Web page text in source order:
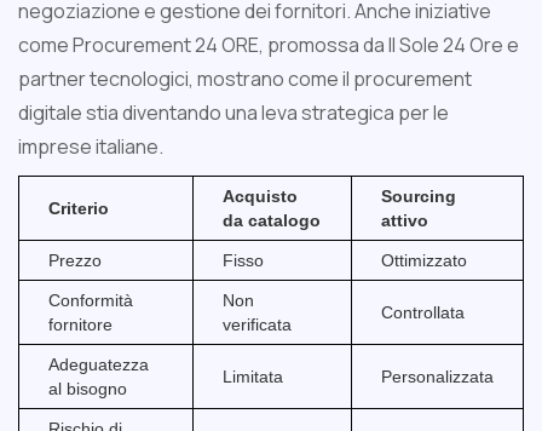
negoziazione e gestione dei fornitori. Anche iniziative
come Procurement 24 ORE, promossa da Il Sole 24 Ore e
partner tecnologici, mostrano come il procurement
digitale stia diventando una leva strategica per le
imprese italiane.
Criterio
Acquisto
da catalogo
Sourcing
attivo
Prezzo Fisso Ottimizzato
Conformità
fornitore
Non
verificata
Controllata
Adeguatezza
al bisogno
Limitata Personalizzata